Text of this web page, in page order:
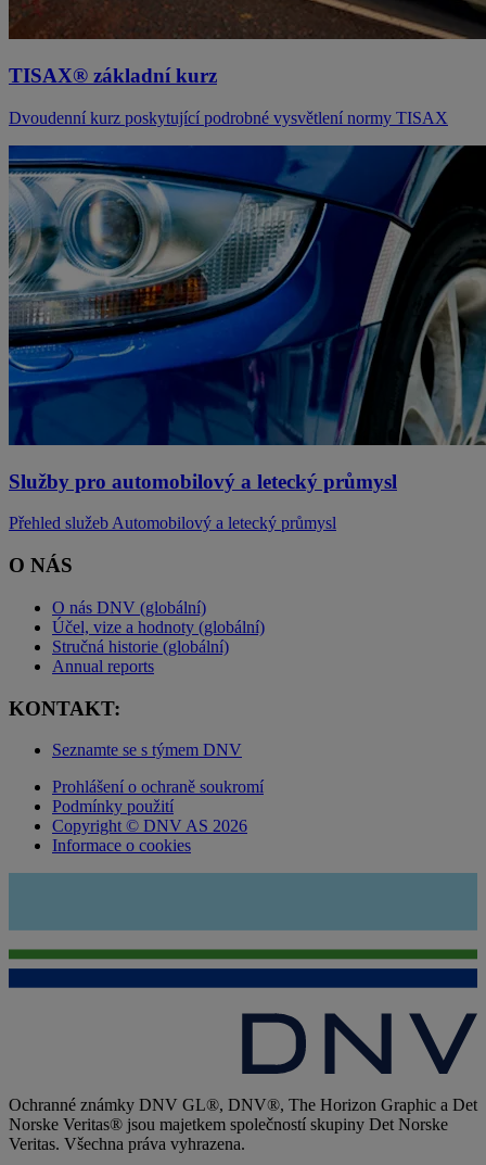
TISAX® základní kurz
Dvoudenní kurz poskytující podrobné vysvětlení normy TISAX
Služby pro automobilový a letecký průmysl
Přehled služeb Automobilový a letecký průmysl
O NÁS
O nás DNV (globální)
Účel, vize a hodnoty (globální)
Stručná historie (globální)
Annual reports
KONTAKT:
Seznamte se s týmem DNV
Prohlášení o ochraně soukromí
Podmínky použití
Copyright © DNV AS 2026
Informace o cookies
Ochranné známky DNV GL®, DNV®, The Horizon Graphic a Det
Norske Veritas® jsou majetkem společností skupiny Det Norske
Veritas. Všechna práva vyhrazena.